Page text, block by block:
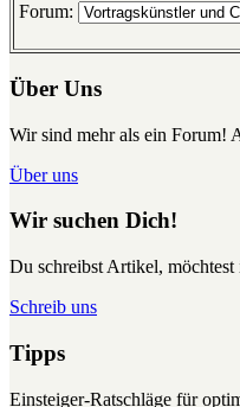
Forum:
Über Uns
Wir sind mehr als ein Forum!
Über uns
Wir suchen Dich!
Du schreibst Artikel,
Schreib uns
Tipps
Einsteiger-Ratschläge für